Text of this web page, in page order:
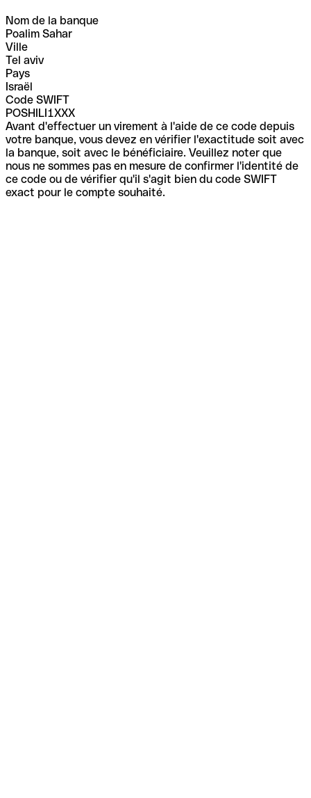
Nom de la banque
Poalim Sahar
Ville
Tel aviv
Pays
Israël
Code SWIFT
POSHILI1XXX
Avant d'effectuer un virement à l'aide de ce code depuis
votre banque, vous devez en vérifier l'exactitude soit avec
la banque, soit avec le bénéficiaire. Veuillez noter que
nous ne sommes pas en mesure de confirmer l'identité de
ce code ou de vérifier qu'il s'agit bien du code SWIFT
exact pour le compte souhaité.